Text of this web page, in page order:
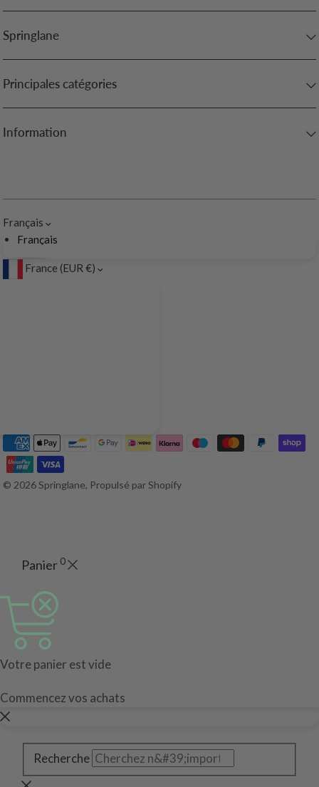
Springlane
Principales catégories
Information
Français
Français
France (EUR €)
© 2026 Springlane, Propulsé par Shopify
Panier 0
Votre panier est vide
Commencez vos achats
Recherche